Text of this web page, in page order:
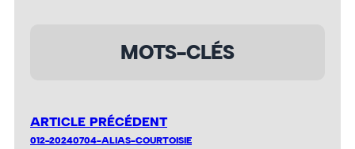
MOTS-CLÉS
ARTICLE PRÉCÉDENT
012-20240704-ALIAS-COURTOISIE